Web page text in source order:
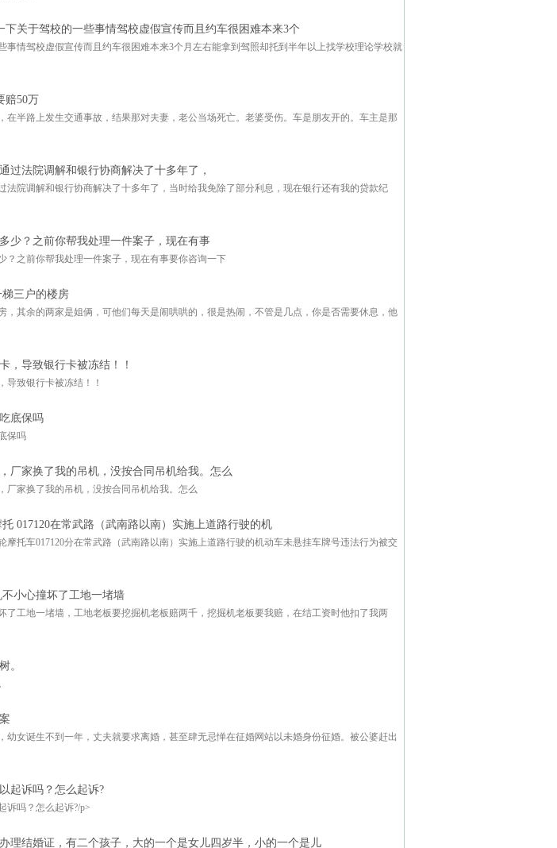
下关于驾校的一些事情驾校虚假宣传而且约车很困难本来3个
事情驾校虚假宣传而且约车很困难本来3个月左右能拿到驾照却托到半年以上找学校理论学校就
赔50万
在半路上发生交通事故，结果那对夫妻，老公当场死亡。老婆受伤。车是朋友开的。车主是那
过法院调解和银行协商解决了十多年了，
法院调解和银行协商解决了十多年了，当时给我免除了部分利息，现在银行还有我的贷款纪
少？之前你帮我处理一件案子，现在有事
？之前你帮我处理一件案子，现在有事要你咨询一下
三户的楼房
，其余的两家是姐俩，可他们每天是闹哄哄的，很是热闹，不管是几点，你是否需要休息，他
，导致银行卡被冻结！！
导致银行卡被冻结！！
底保吗
保吗
厂家换了我的吊机，没按合同吊机给我。怎么
厂家换了我的吊机，没按合同吊机给我。怎么
017120在常武路（武南路以南）实施上道路行驶的机
摩托车017120分在常武路（武南路以南）实施上道路行驶的机动车未悬挂车牌号违法行为被交
小心撞坏了工地一堵墙
了工地一堵墙，工地老板要挖掘机老板赔两千，挖掘机老板要我赔，在结工资时他扣了我两
。
幼女诞生不到一年，丈夫就要求离婚，甚至肆无忌惮在征婚网站以未婚身份征婚。被公婆赶出
起诉吗？怎么起诉?
诉吗？怎么起诉?/p>
理结婚证，有二个孩子，大的一个是女儿四岁半，小的一个是儿